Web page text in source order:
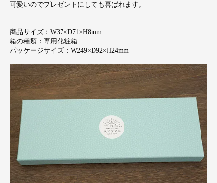
可愛いのでプレゼントにしても喜ばれます。
商品サイズ：W37×D71×H8mm
箱の種類：専用化粧箱
パッケージサイズ：W249×D92×H24mm